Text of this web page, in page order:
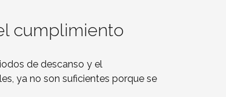
cumplimiento
de descanso y el
ya no son suficientes porque se